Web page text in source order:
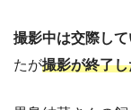
撮影中は交際し
たが撮影が終了